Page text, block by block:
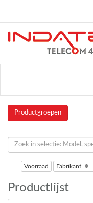
Productgroepen
Voorraad Fabrikant
Productlijst